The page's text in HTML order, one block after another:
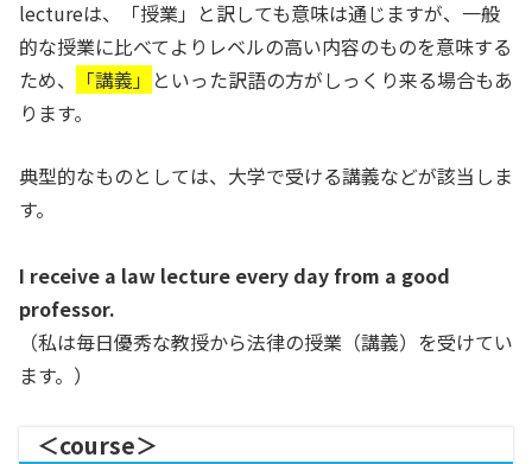
lectureは、「授業」と訳しても意味は通じますが、一般
的な授業に比べてよりレベルの高い内容のものを意味する
ため、
「講義」 といった訳語の方がしっくり来る場合もあ
ります。
典型的なものとしては、大学で受ける講義などが該当しま
す。
I receive a law lecture every day from a good
professor.
（私は毎日優秀な教授から法律の授業（講義）を受けてい
ます。）
＜course＞